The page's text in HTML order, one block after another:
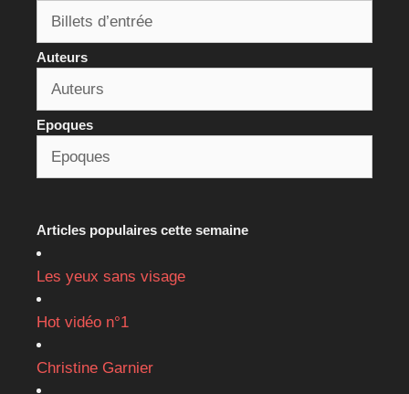
Auteurs
Epoques
Articles populaires cette semaine
Les yeux sans visage
Hot vidéo n°1
Christine Garnier